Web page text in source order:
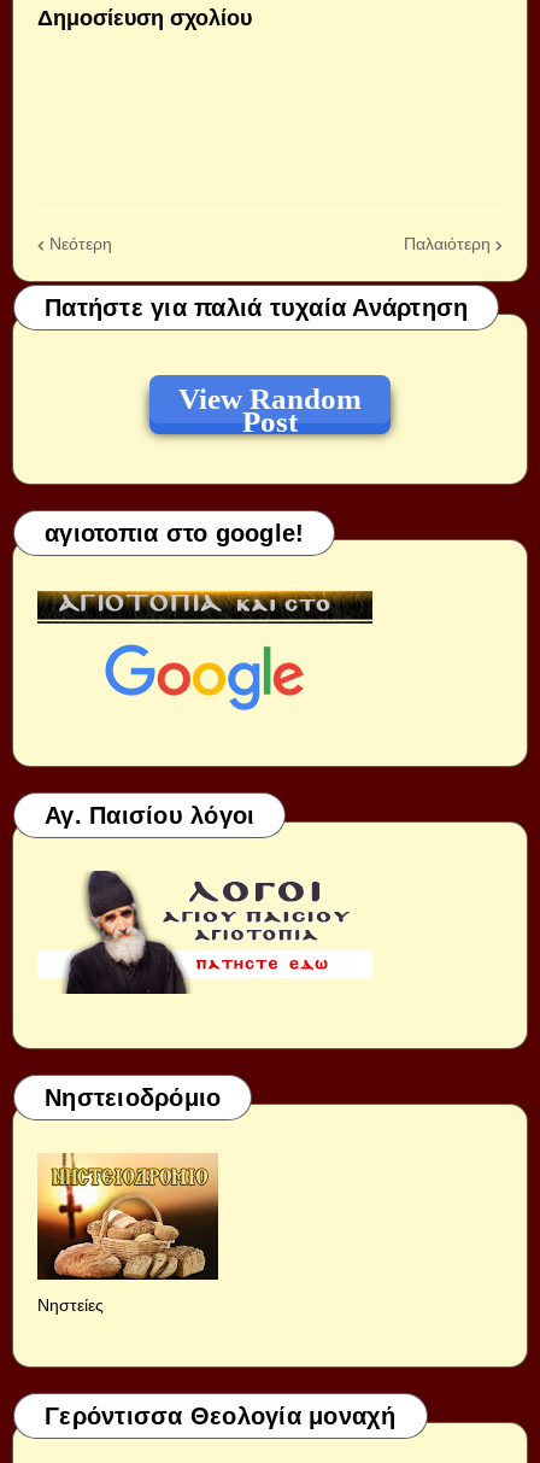
Δημοσίευση σχολίου
Νεότερη Παλαιότερη
Πατήστε για παλιά τυχαία Ανάρτηση
View Random
Post
αγιοτοπια στο google!
Αγ. Παισίου λόγοι
Νηστειοδρόμιο
Νηστείες
Γερόντισσα Θεολογία μοναχή